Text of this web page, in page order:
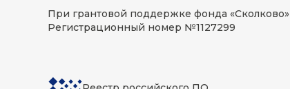
При грантовой поддержке фонда «Сколково»
Регистрационный номер №1127299